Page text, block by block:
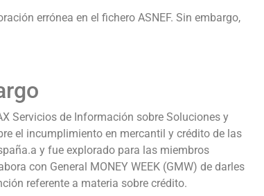
errónea en el fichero ASNEF. Sin embargo,
Servicios de Información sobre Soluciones y
el incumplimiento en mercantil y crédito de las
a y fue explorado para las miembros
con General MONEY WEEK (GMW) de darles
referente a materia sobre crédito.